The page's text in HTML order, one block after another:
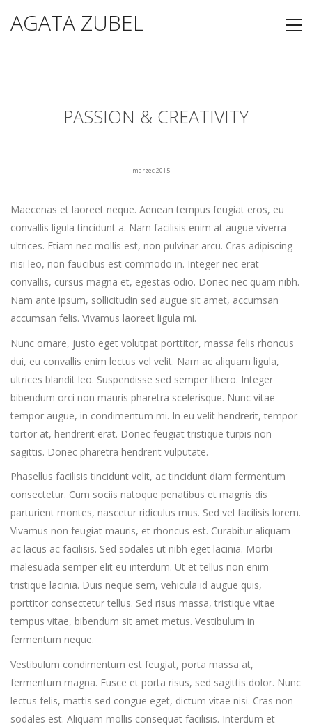
AGATA ZUBEL
PASSION & CREATIVITY
marzec 2015
Maecenas et laoreet neque. Aenean tempus feugiat eros, eu
convallis ligula tincidunt a. Nam facilisis enim at augue viverra
ultrices. Etiam nec mollis est, non pulvinar arcu. Cras adipiscing
nisi leo, non faucibus est commodo in. Integer nec erat
convallis, cursus magna et, egestas odio. Donec nec quam nibh.
Nam ante ipsum, sollicitudin sed augue sit amet, accumsan
accumsan felis. Vivamus laoreet ligula mi.
Nunc ornare, justo eget volutpat porttitor, massa felis rhoncus
dui, eu convallis enim lectus vel velit. Nam ac aliquam ligula,
ultrices blandit leo. Suspendisse sed semper libero. Integer
bibendum orci non mauris pharetra scelerisque. Nunc vitae
tempor augue, in condimentum mi. In eu velit hendrerit, tempor
tortor at, hendrerit erat. Donec feugiat tristique turpis non
sagittis. Donec pharetra hendrerit vulputate.
Phasellus facilisis tincidunt velit, ac tincidunt diam fermentum
consectetur. Cum sociis natoque penatibus et magnis dis
parturient montes, nascetur ridiculus mus. Sed vel facilisis lorem.
Vivamus non feugiat mauris, et rhoncus est. Curabitur aliquam
ac lacus ac facilisis. Sed sodales ut nibh eget lacinia. Morbi
malesuada semper elit eu interdum. Ut et tellus non enim
tristique lacinia. Duis neque sem, vehicula id augue quis,
porttitor consectetur tellus. Sed risus massa, tristique vitae
tempus vitae, bibendum sit amet metus. Vestibulum in
fermentum neque.
Vestibulum condimentum est feugiat, porta massa at,
fermentum magna. Fusce et porta risus, sed sagittis dolor. Nunc
lectus felis, mattis sed congue eget, dictum vitae nisi. Cras non
sodales est. Aliquam mollis consequat facilisis. Interdum et